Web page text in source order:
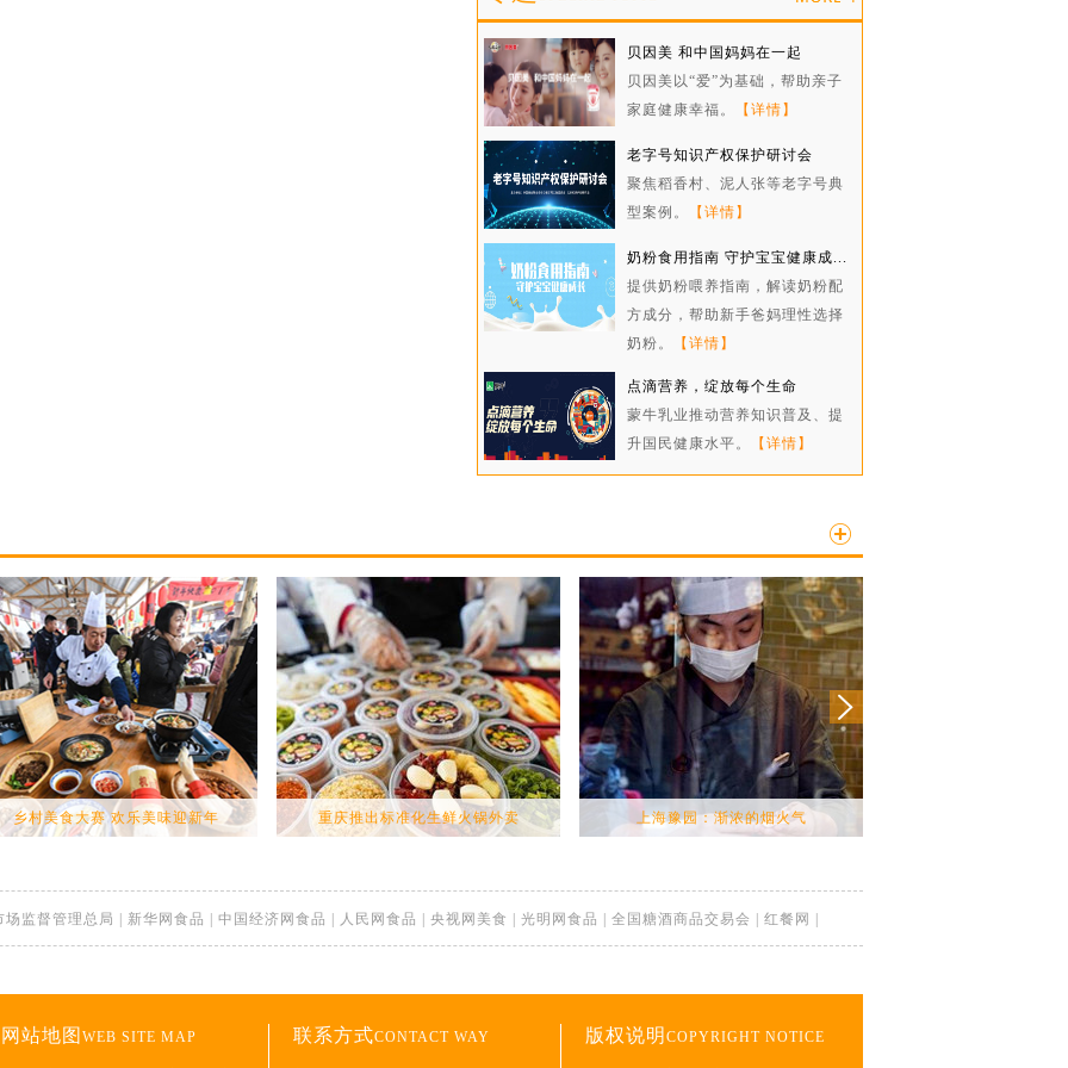
贝因美 和中国妈妈在一起
贝因美以“爱”为基础，帮助亲子
家庭健康幸福。
【详情】
老字号知识产权保护研讨会
聚焦稻香村、泥人张等老字号典
型案例。
【详情】
奶粉食用指南 守护宝宝健康成...
提供奶粉喂养指南，解读奶粉配
方成分，帮助新手爸妈理性选择
奶粉。
【详情】
点滴营养，绽放每个生命
蒙牛乳业推动营养知识普及、提
升国民健康水平。
【详情】
乡村美食大赛 欢乐美味迎新年 重庆推出标准化生鲜火锅外卖 上海豫园：渐浓的烟火气
场监督管理总局 新华网食品 中国经济网食品 人民网食品 央视网美食 光明网食品 全国糖酒商品交易会 红餐网
网站地图 WEB SITE MAP 联系方式CONTACT WAY 版权说明 COPYRIGHT NOTICE